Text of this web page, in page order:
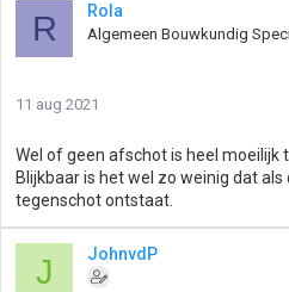
R Rola
Algemeen Bouwkundig
11 aug 2021
Wel of geen afschot is heel moeilijk
Blijkbaar is het wel zo weinig dat
tegenschot ontstaat.
J JohnvdP